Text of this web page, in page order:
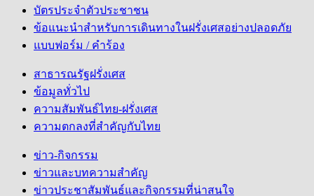
บัตรประจำตัวประชาชน
ข้อแนะนำสำหรับการเดินทางในฝรั่งเศสอย่างปลอดภัย
แบบฟอร์ม / คำร้อง
สาธารณรัฐฝรั่งเศส
ข้อมูลทั่วไป
ความสัมพันธ์ไทย-ฝรั่งเศส
ความตกลงที่สำคัญกับไทย
ข่าว-กิจกรรม
ข่าวและบทความสำคัญ
ข่าวประชาสัมพันธ์และกิจกรรมที่น่าสนใจ